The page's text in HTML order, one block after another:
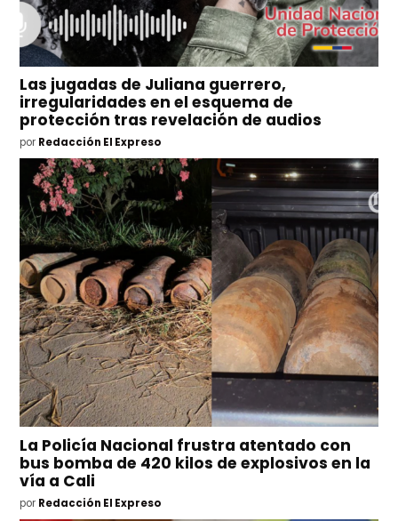
Las jugadas de Juliana guerrero,
irregularidades en el esquema de
protección tras revelación de audios
por Redacción El Expreso
La Policía Nacional frustra atentado con
bus bomba de 420 kilos de explosivos en la
vía a Cali
por Redacción El Expreso